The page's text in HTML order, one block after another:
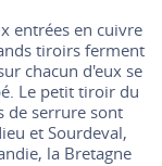
entrées en cuivre
tiroirs ferment
chacun d'eux se
Le petit tiroir du
de serrure sont
et Sourdeval,
la Bretagne